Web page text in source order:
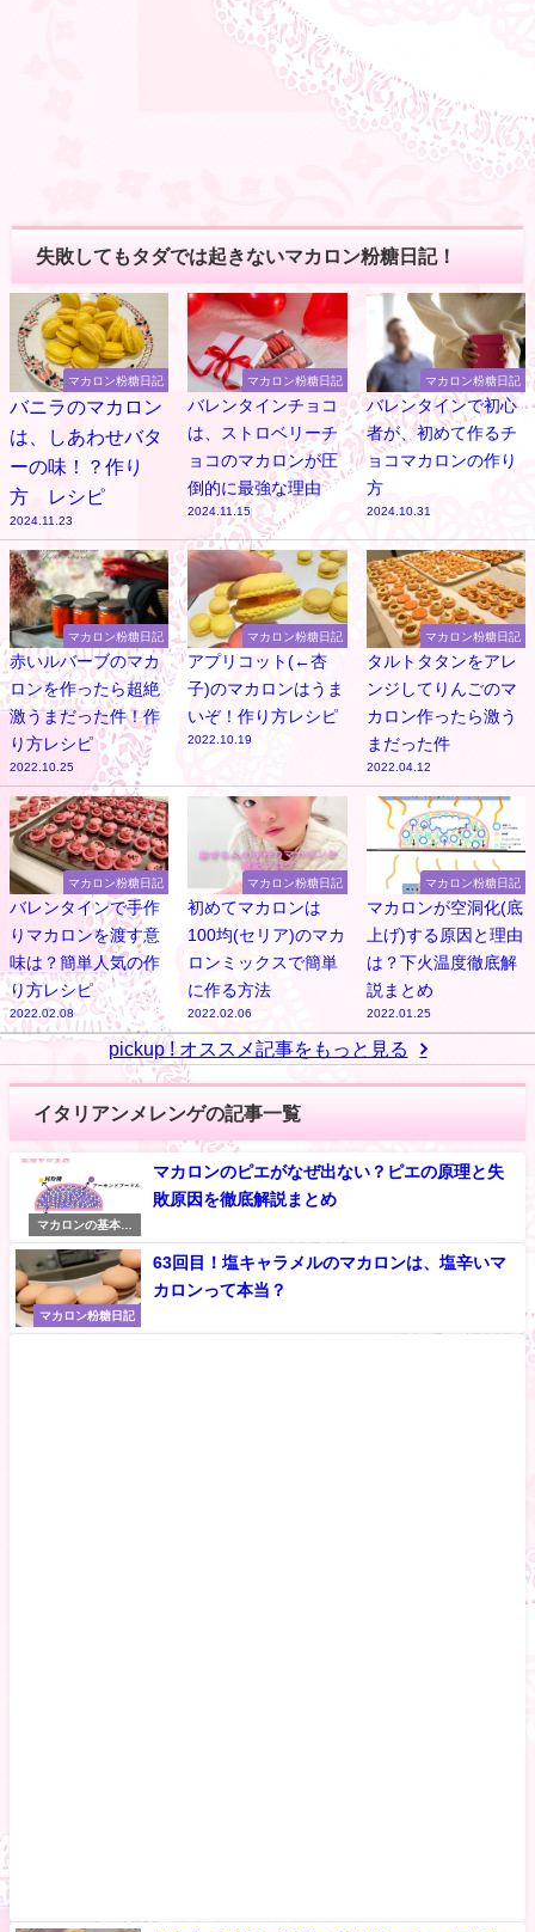
失敗してもタダでは起きないマカロン粉糖日記！
マカロン粉糖日記
バニラのマカロン
は、しあわせバタ
ーの味！？作り
方 レシピ
2024.11.23
マカロン粉糖日記
バレンタインチョコ
は、ストロベリーチ
ョコのマカロンが圧
倒的に最強な理由
2024.11.15
マカロン粉糖日記
バレンタインで初心
者が、初めて作るチ
ョコマカロンの作り
方
2024.10.31
マカロン粉糖日記
赤いルバーブのマカ
ロンを作ったら超絶
激うまだった件！作
り方レシピ
2022.10.25
マカロン粉糖日記
アプリコット(←杏
子)のマカロンはうま
いぞ！作り方レシピ
2022.10.19
マカロン粉糖日記
タルトタタンをアレ
ンジしてりんごのマ
カロン作ったら激う
まだった件
2022.04.12
マカロン粉糖日記
バレンタインで手作
りマカロンを渡す意
味は？簡単人気の作
り方レシピ
2022.02.08
マカロン粉糖日記
初めてマカロンは
100均(セリア)のマカ
ロンミックスで簡単
に作る方法
2022.02.06
マカロン粉糖日記
マカロンが空洞化(底
上げ)する原因と理由
は？下火温度徹底解
説まとめ
2022.01.25
pickup ! オススメ記事をもっと見る
イタリアンメレンゲの記事一覧
マカロンの基本知
識
マカロンのピエがなぜ出ない？ピエの原理と失
敗原因を徹底解説まとめ
マカロン粉糖日記
63回目！塩キャラメルのマカロンは、塩辛いマ
カロンって本当？